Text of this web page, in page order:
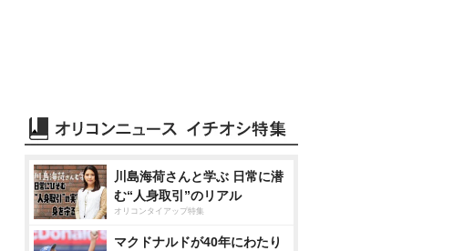
川島海荷さんと学ぶ 日常に潜
む“人身取引”のリアル
オリコンタイアップ特集
マクドナルドが40年にわたり